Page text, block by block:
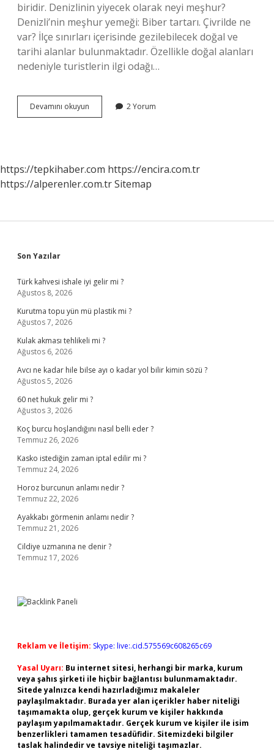
biridir. Denizlinin yiyecek olarak neyi meşhur?
Denizli’nin meşhur yemeği: Biber tartarı. Çivrilde ne
var? İlçe sınırları içerisinde gezilebilecek doğal ve
tarihi alanlar bulunmaktadır. Özellikle doğal alanları
nedeniyle turistlerin ilgi odağı…
Devamını okuyun
Neyi
2 Yorum
https://tepkihaber.com https://encira.com.tr
https://alperenler.com.trSitemap
Sidebar
Son Yazılar
Türk kahvesi ishale iyi gelir mi ?
Ağustos 8, 2026
Kurutma topu yün mü plastik mi ?
Ağustos 7, 2026
Kulak akması tehlikeli mi ?
Ağustos 6, 2026
Avcı ne kadar hile bilse ayı o kadar yol bilir kimin sözü ?
Ağustos 5, 2026
60 net hukuk gelir mi ?
Ağustos 3, 2026
Koç burcu hoşlandığını nasıl belli eder ?
Temmuz 26, 2026
Kasko istediğin zaman iptal edilir mi ?
Temmuz 24, 2026
Horoz burcunun anlamı nedir ?
Temmuz 22, 2026
Ayakkabı görmenin anlamı nedir ?
Temmuz 21, 2026
Cildiye uzmanına ne denir ?
Temmuz 17, 2026
Reklam ve İletişim: Skype: live:.cid.575569c608265c69
Yasal Uyarı: Bu internet sitesi, herhangi bir marka, kurum
veya şahıs şirketi ile hiçbir bağlantısı bulunmamaktadır.
Sitede yalnızca kendi hazırladığımız makaleler
paylaşılmaktadır. Burada yer alan içerikler haber niteliği
taşımamakta olup, gerçek kurum ve kişiler hakkında
paylaşım yapılmamaktadır. Gerçek kurum ve kişiler ile isim
benzerlikleri tamamen tesadüfidir. Sitemizdeki bilgiler
taslak halindedir ve tavsiye niteliği taşımazlar.